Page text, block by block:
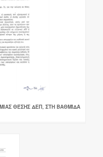
ΘΈΣΗΣ ΔΕΠ, ΣΤΗ ΒΑΘΜΊΔΑ